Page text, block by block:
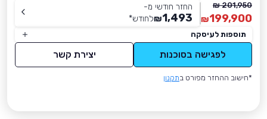
201,950 ₪
199,900
₪
החזר חודשי מ-
1,493
₪לחודש*
תוספות לעיסקה
לפגישה בסוכנות יצירת קשר
*חישוב ההחזר מפורט בתקנון